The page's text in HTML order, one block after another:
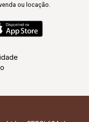
ou locação.